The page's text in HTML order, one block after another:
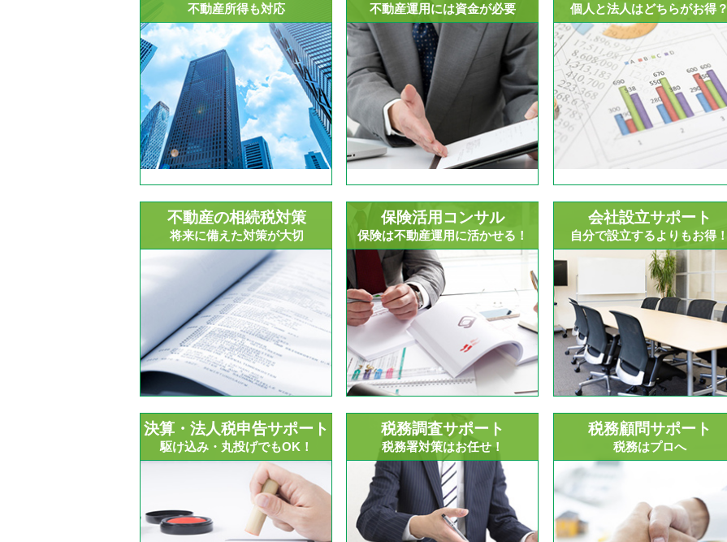
不動産所得も対応 不動産運用には資金が必要 個人と法人はどちらがお得？
不動産の相続税対策
将来に備えた対策が大切
保険活用コンサル
保険は不動産運用に活かせる！
会社設立サポート
自分で設立するよりもお得！
決算・法人税申告サポート
駆け込み・丸投げでもOK！
税務調査サポート
税務署対策はお任せ！
税務顧問サポート
税務はプロへ